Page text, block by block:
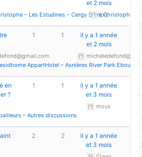
– Les Estudines – Cergy Saint Christophe –
et 2 mois
jpq
AppartHotel – Asnières River Park Eboué –
1 1
il y a 1 année
et 2 mois
en
?
– Autres discussions
1 1
il y a 1 année
et 3 mois
mous
2 2
il y a 1 année
et 3 mois